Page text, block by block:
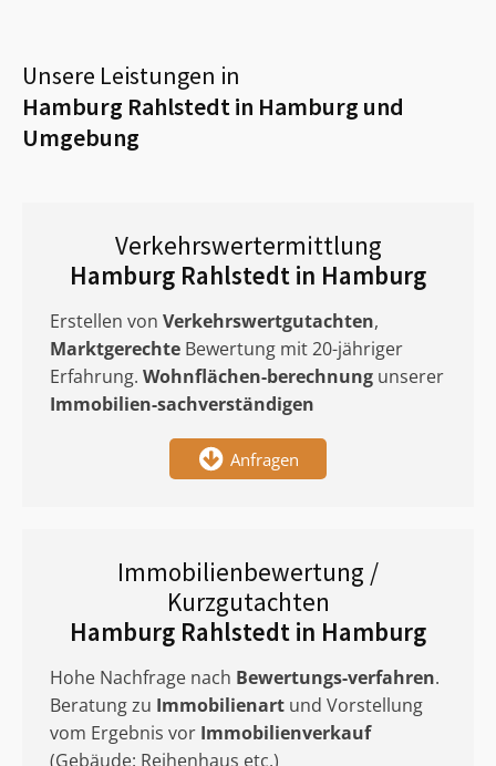
Unsere Leistungen in
Hamburg Rahlstedt in Hamburg und
Umgebung
Verkehrswertermittlung
Hamburg Rahlstedt in Hamburg
Erstellen von Verkehrswertgutachten,
Marktgerechte Bewertung mit 20-jähriger
Erfahrung. Wohnflächen-berechnung unserer
Immobilien-sachverständigen
Anfragen
Immobilienbewertung /
Kurzgutachten
Hamburg Rahlstedt in Hamburg
Hohe Nachfrage nach Bewertungs-verfahren.
Beratung zu Immobilienart und Vorstellung
vom Ergebnis vor Immobilienverkauf
(Gebäude: Reihenhaus etc.)